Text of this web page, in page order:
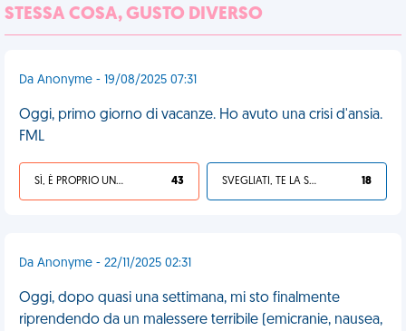
STESSA COSA, GUSTO DIVERSO
Da Anonyme - 19/08/2025 07:31
Oggi, primo giorno di vacanze. Ho avuto una crisi d'ansia.
FML
SÌ, È PROPRIO UNA VDM! 43 SVEGLIATI, TE LA SEI CERCATA! 18
Da Anonyme - 22/11/2025 02:31
Oggi, dopo quasi una settimana, mi sto finalmente
riprendendo da un malessere terribile (emicranie, nausea,